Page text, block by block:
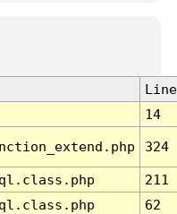
Line
14
324
211
62